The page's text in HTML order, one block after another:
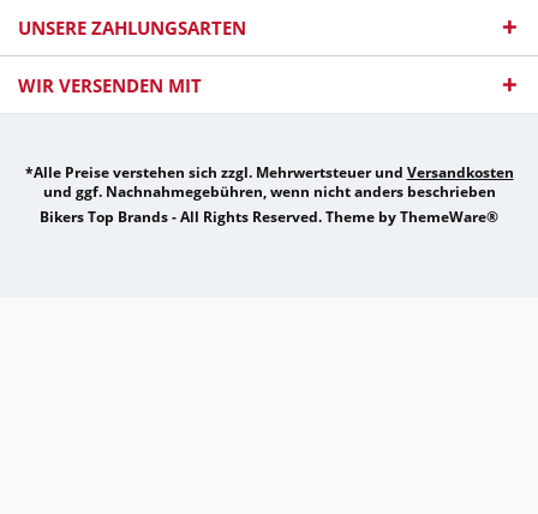
UNSERE ZAHLUNGSARTEN
WIR VERSENDEN MIT
*Alle Preise verstehen sich zzgl. Mehrwertsteuer und Versandkosten
und ggf. Nachnahmegebühren, wenn nicht anders beschrieben
Bikers Top Brands - All Rights Reserved. Theme byThemeWare®